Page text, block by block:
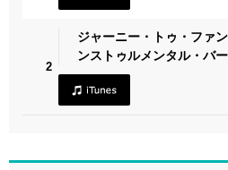
2
ジャーニー・トゥ・ファ
ンストゥルメンタル・バー